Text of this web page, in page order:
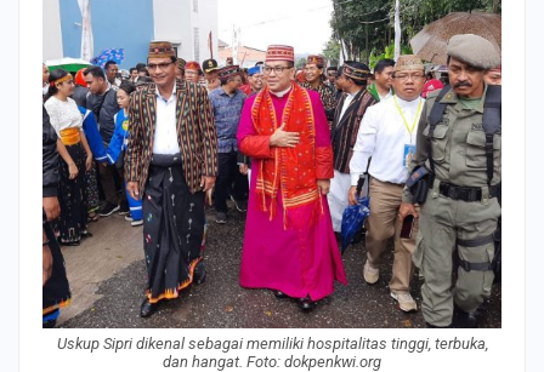
Uskup Sipri dikenal sebagai memiliki hospitalitas tinggi, terbuka,
dan hangat. Foto: dokpenkwi.org